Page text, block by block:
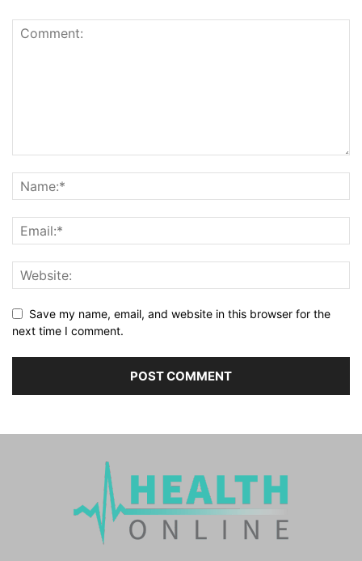
Save my name, email, and website in this browser for the
next time I comment.